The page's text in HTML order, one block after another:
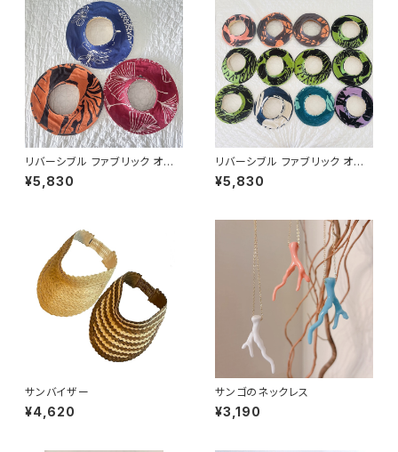
リバーシブル ファブリック オー
プントップ サンハット（BIG SIZ
E）
¥5,830
リバーシブル ファブリック オー
プントップ サンハット
¥5,830
サンバイザー
¥4,620
サンゴのネックレス
¥3,190